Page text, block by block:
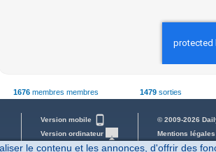
1676 membres membres 1479 sorties
Version mobile
Version ordinateur
Mot de passe perdu
© 2009-2026
Mentions
07/08/2026 07:43
le contenu et les annonces, d'offrir des